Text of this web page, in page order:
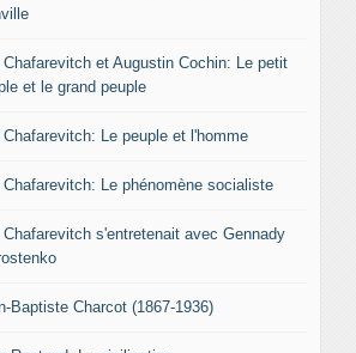
Chafarevitch et Augustin Cochin: Le petit
et le grand peuple
Chafarevitch: Le peuple et l'homme
Chafarevitch: Le phénomène socialiste
Chafarevitch s'entretenait avec Gennady
Baptiste Charcot (1867-1936)